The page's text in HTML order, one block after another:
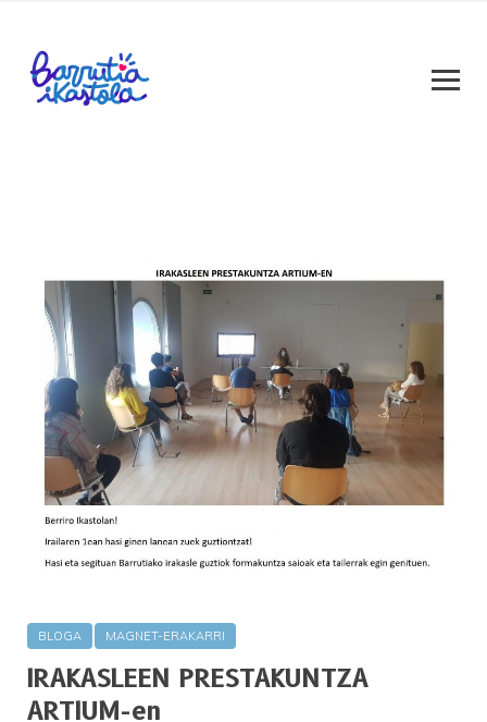
BLOGA MAGNET-ERAKARRI
IRAKASLEEN PRESTAKUNTZA
ARTIUM-en